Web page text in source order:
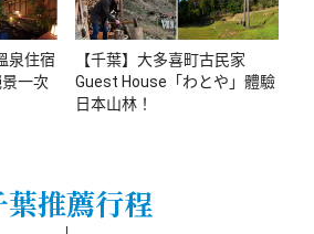
泉住宿
一次
【千葉】大多喜町古民家
Guest House「わとや」體驗
日本山林！
葉推薦行程